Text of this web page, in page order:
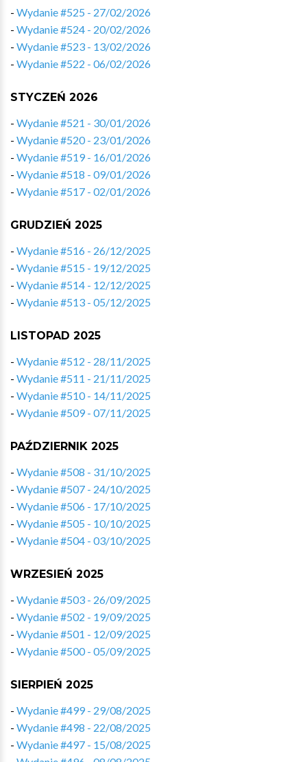
- Wydanie #525 - 27/02/2026
- Wydanie #524 - 20/02/2026
- Wydanie #523 - 13/02/2026
- Wydanie #522 - 06/02/2026
STYCZEŃ 2026
- Wydanie #521 - 30/01/2026
- Wydanie #520 - 23/01/2026
- Wydanie #519 - 16/01/2026
- Wydanie #518 - 09/01/2026
- Wydanie #517 - 02/01/2026
GRUDZIEŃ 2025
- Wydanie #516 - 26/12/2025
- Wydanie #515 - 19/12/2025
- Wydanie #514 - 12/12/2025
- Wydanie #513 - 05/12/2025
LISTOPAD 2025
- Wydanie #512 - 28/11/2025
- Wydanie #511 - 21/11/2025
- Wydanie #510 - 14/11/2025
- Wydanie #509 - 07/11/2025
PAŹDZIERNIK 2025
- Wydanie #508 - 31/10/2025
- Wydanie #507 - 24/10/2025
- Wydanie #506 - 17/10/2025
- Wydanie #505 - 10/10/2025
- Wydanie #504 - 03/10/2025
WRZESIEŃ 2025
- Wydanie #503 - 26/09/2025
- Wydanie #502 - 19/09/2025
- Wydanie #501 - 12/09/2025
- Wydanie #500 - 05/09/2025
SIERPIEŃ 2025
- Wydanie #499 - 29/08/2025
- Wydanie #498 - 22/08/2025
- Wydanie #497 - 15/08/2025